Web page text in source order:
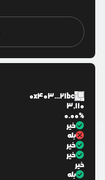
0x403...21bc
3,110
0.00%
خیر
بله
خیر
خیر
خیر
بله